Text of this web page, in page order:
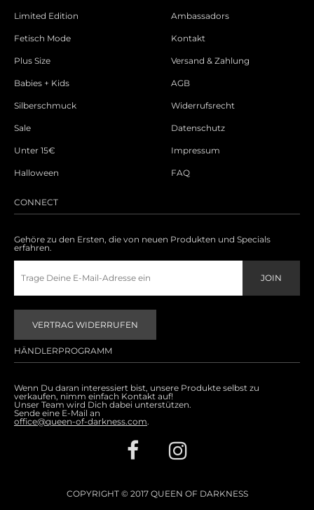
Limited Edition
Fetisch Mode
Plus Size
Babies + Kids
Silberschmuck
Sale
Unter 15€
Halloween
Ambassadors
Kontakt
Versand & Zahlung
AGB
Widerrufsrecht
Datenschutz
Impressum
FAQ
CONNECT
Gehöre zu den Ersten, die von neuen Produkten und Specials
erfahren.
VERTRAG WIDERRUFEN
HÄNDLERPROGRAMM
Wenn Du daran interessiert bist, unsere Produkte selbst zu
verkaufen, nimm einfach Kontakt auf!
Unser Team wird Dich dabei unterstützen.
Sende eine E-Mail an
office@queen-of-darkness.com.
COPYRIGHT © 2017 QUEEN OF DARKNESS